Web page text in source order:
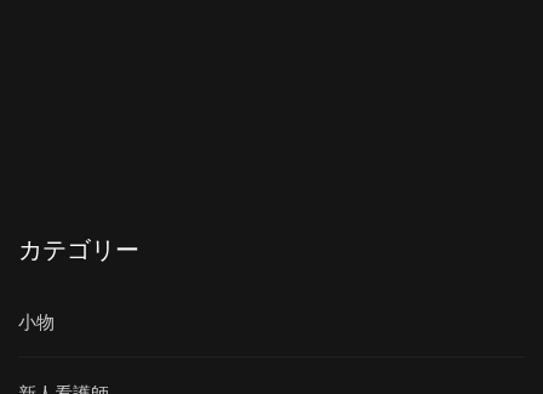
カテゴリー
小物